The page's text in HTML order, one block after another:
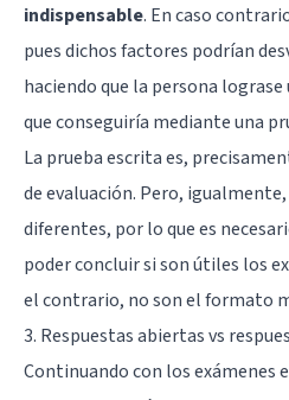
indispensable. En caso
pues dichos factores podrían
haciendo que la persona
que conseguiría mediante una
La prueba escrita es,
de evaluación. Pero,
diferentes, por lo que es
poder concluir si son útiles los
el contrario, no son el formato
3. Respuestas abiertas vs
Continuando con los exámenes